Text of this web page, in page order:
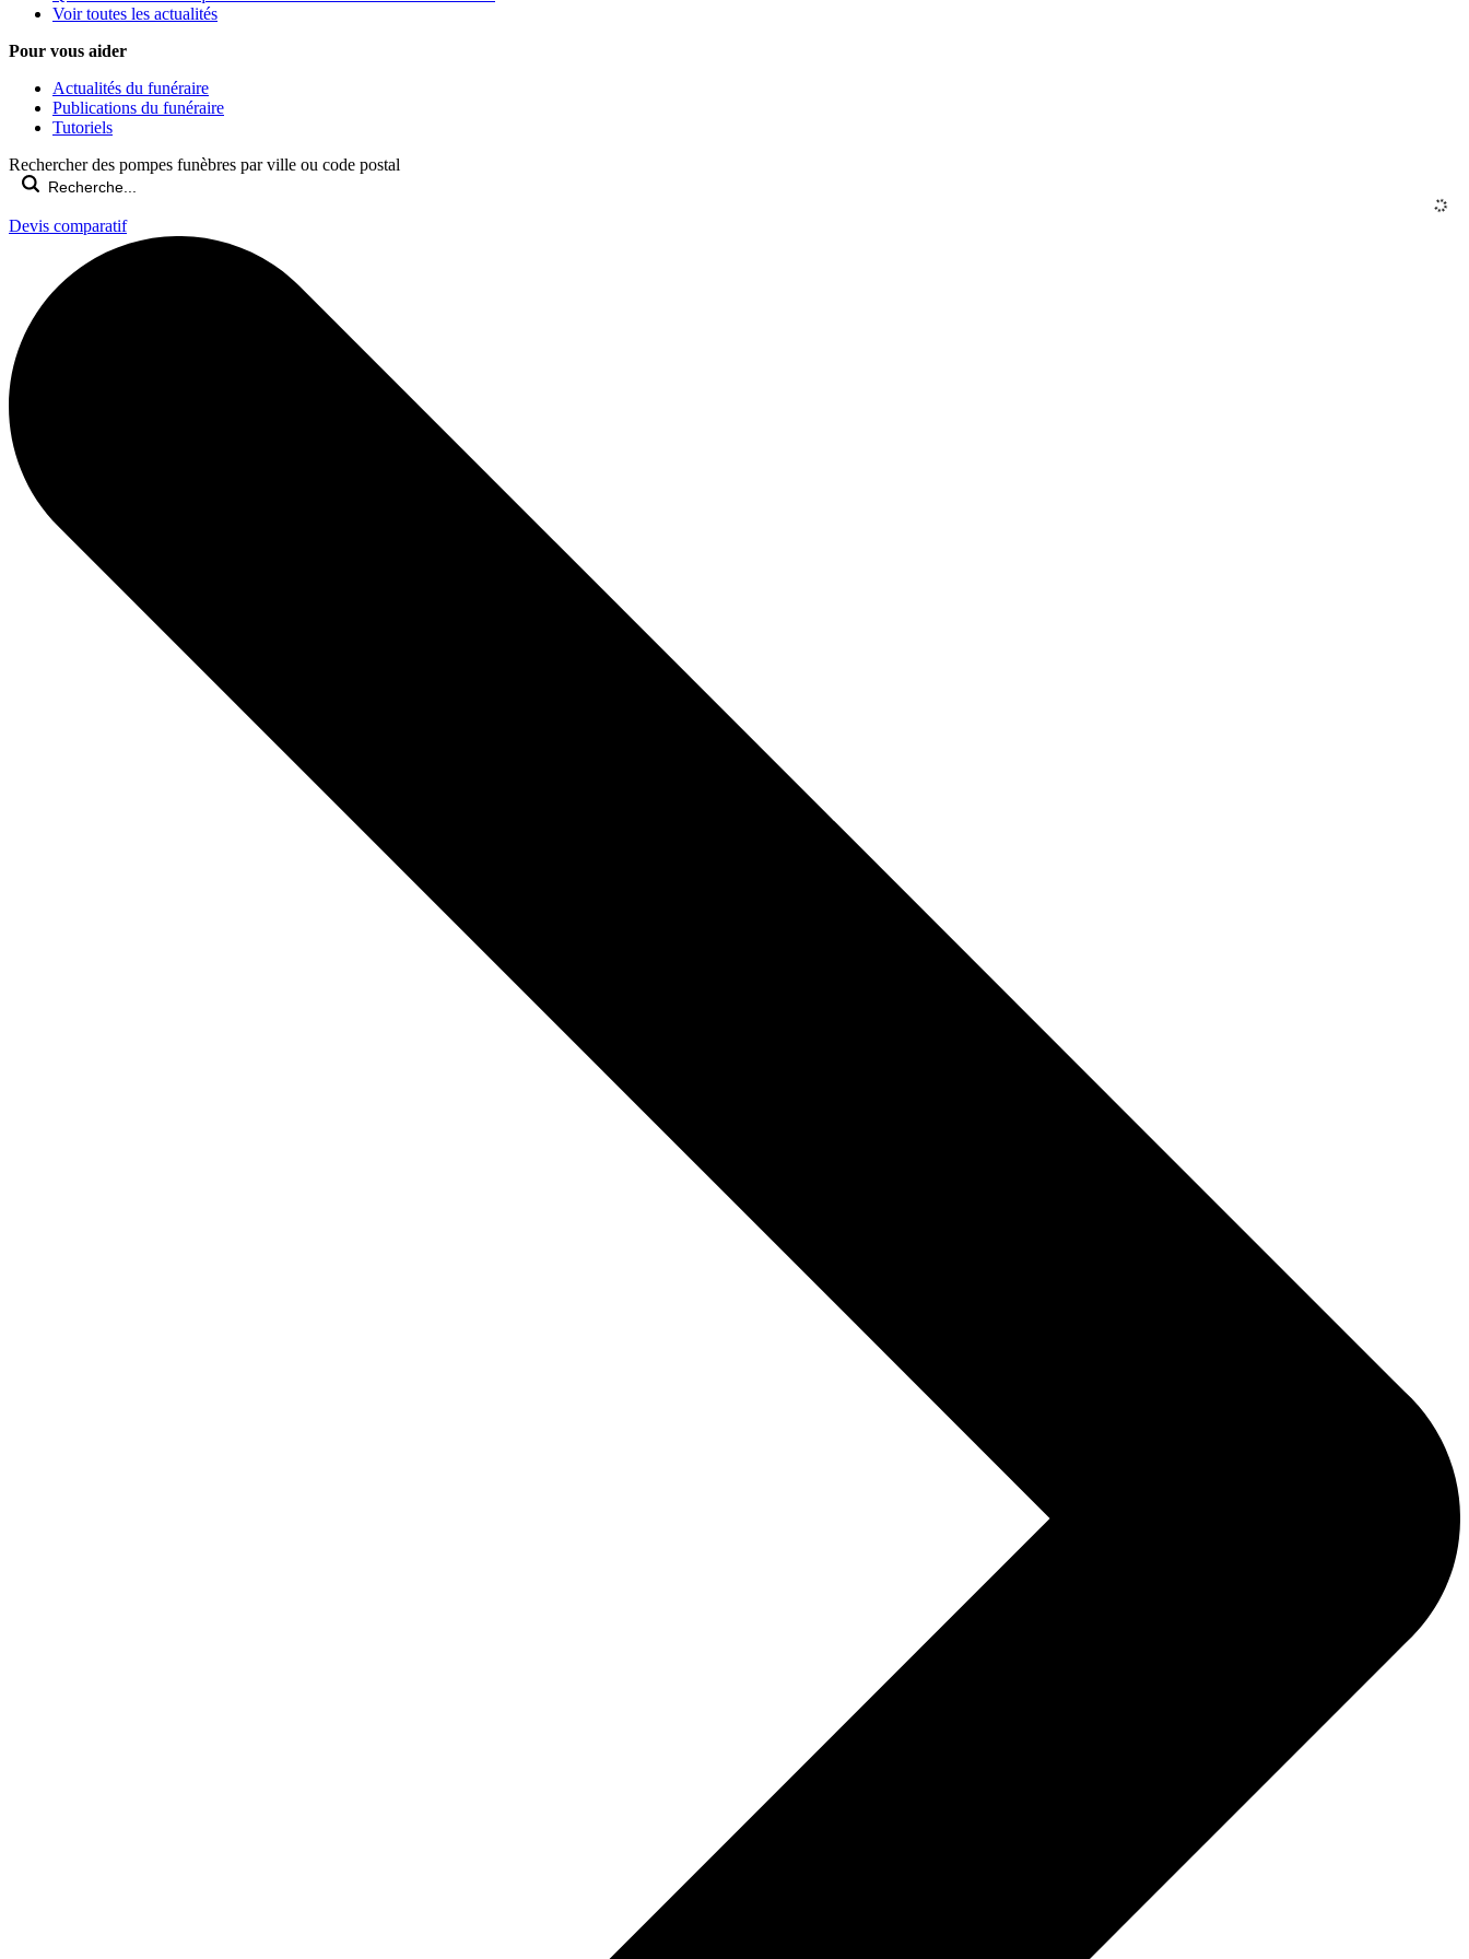
Voir toutes les actualités
Pour vous aider
Actualités du funéraire
Publications du funéraire
Tutoriels
Rechercher des pompes funèbres par ville ou code postal
Devis comparatif